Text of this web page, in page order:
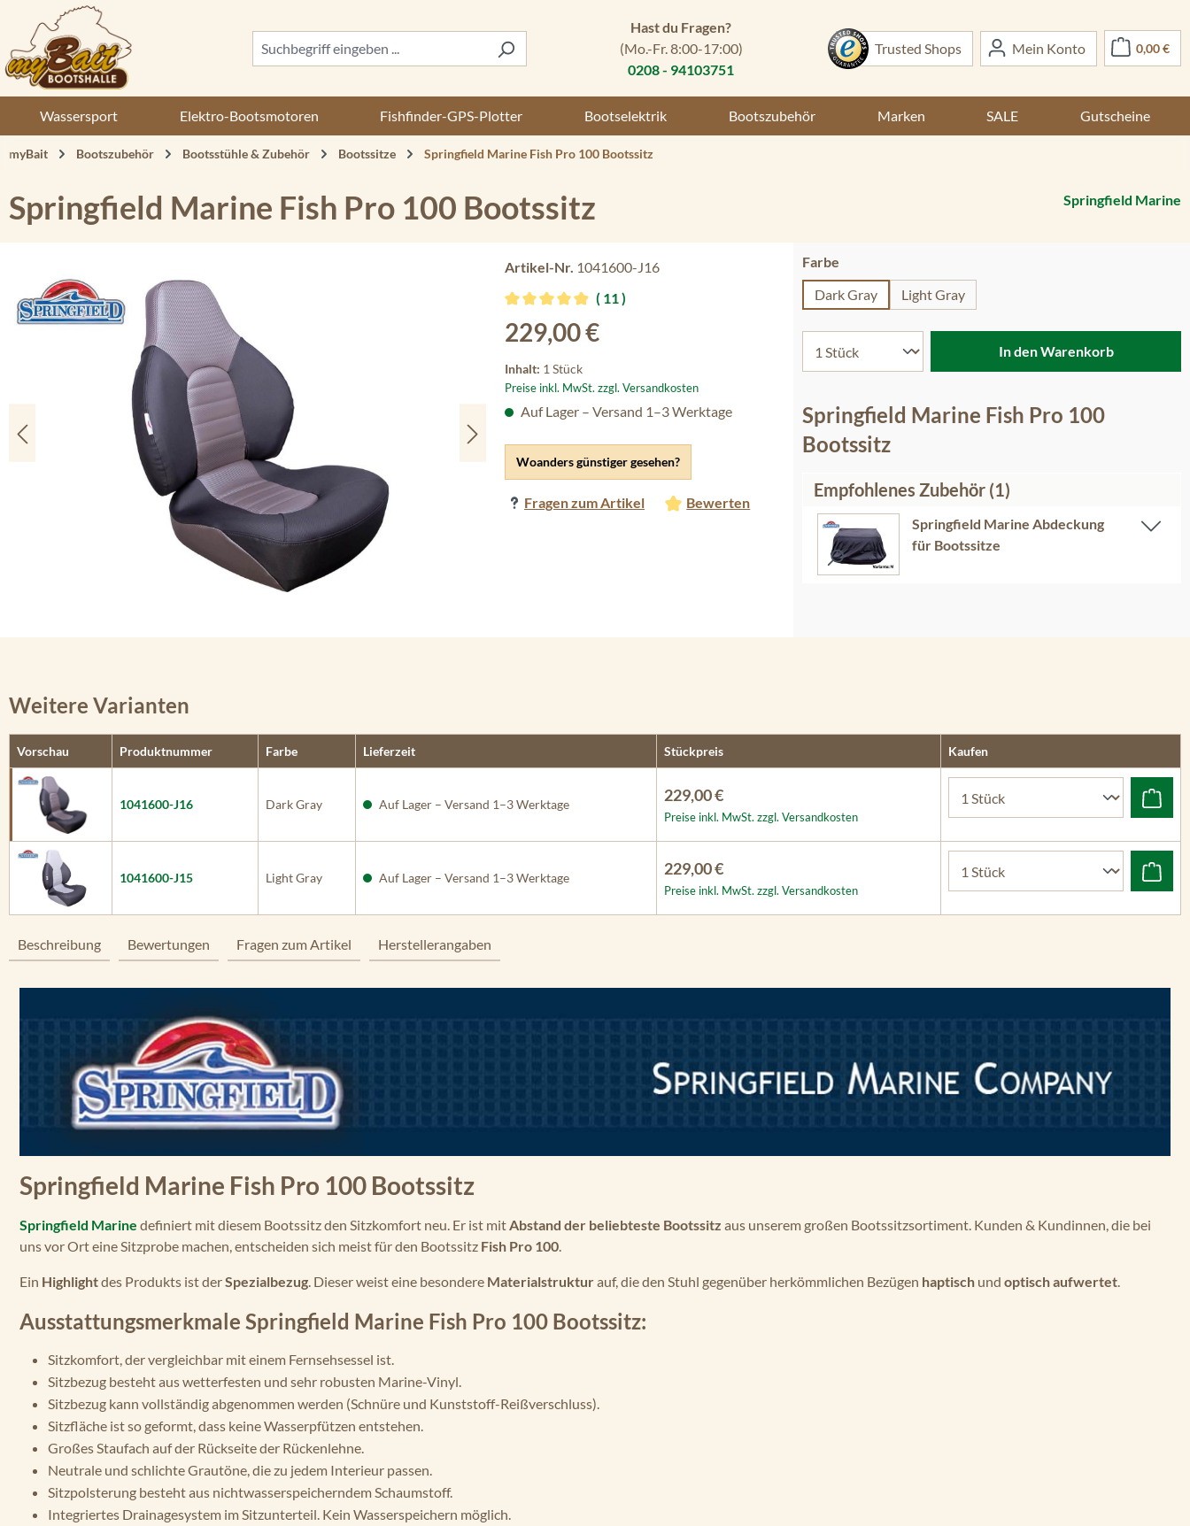
Hauptinhalt springen
Zur Suche springen
Zur Hauptnavigation springen
Hast du Fragen?
(Mo.-Fr. 8:00-17:00)
0208 - 94103751
Trusted Shops Mein Konto 0,00 €
Wassersport Elektro-Bootsmotoren Fishfinder-GPS-Plotter Bootselektrik Bootszubehör Marken SALE Gutscheine
myBait Bootszubehör Bootsstühle & Zubehör Bootssitze Springfield Marine Fish Pro 100 Bootssitz
Springfield Marine Fish Pro 100 Bootssitz Springfield Marine
Artikel-Nr. 1041600-J16
11
Regulärer Preis:
229,00 €
Inhalt: 1 Stück
Preise inkl. MwSt. zzgl. Versandkosten
Woanders günstiger gesehen?
Fragen zum Artikel Bewerten
Auf Lager – Versand 1–3 Werktage
Farbe
Dark Gray
Light Gray
In den Warenkorb
Springfield Marine Fish Pro 100
Bootssitz
Empfohlenes Zubehör (1)
Springfield Marine Abdeckung
für Bootssitze
Weitere Varianten
Vorschau Produktnummer Farbe Lieferzeit Stückpreis Kaufen
1041600-J16 Dark Gray Auf Lager – Versand 1–3 Werktage 229,00 €
Preise inkl. MwSt. zzgl. Versandkosten
1041600-J15 Light Gray Auf Lager – Versand 1–3 Werktage 229,00 €
Preise inkl. MwSt. zzgl. Versandkosten
Beschreibung Bewertungen Fragen zum Artikel Herstellerangaben
Springfield Marine Fish Pro 100 Bootssitz
Springfield Marine definiert mit diesem Bootssitz den Sitzkomfort neu. Er ist mitAbstand der beliebteste Bootssitz aus unserem großen Bootssitzsortiment. Kunden & Kundinnen, die bei
uns vor Ort eine Sitzprobe machen, entscheiden sich meist für den Bootssitz Fish Pro 100.
Ein Highlightdes Produkts ist derSpezialbezug. Dieser weist eine besondere Materialstrukturauf, die den Stuhl gegenüber herkömmlichen Bezügen haptisch und optischaufwertet.
Ausstattungsmerkmale Springfield Marine Fish Pro 100 Bootssitz:
Sitzkomfort, der vergleichbar mit einem Fernsehsessel ist.
Sitzbezug besteht aus wetterfesten und sehr robusten Marine-Vinyl.
Sitzbezug kann vollständig abgenommen werden (Schnüre und Kunststoff-Reißverschluss).
Sitzfläche ist so geformt, dass keine Wasserpfützen entstehen.
Großes Staufach auf der Rückseite der Rückenlehne.
Neutrale und schlichte Grautöne, die zu jedem Interieur passen.
Sitzpolsterung besteht aus nichtwasserspeicherndem Schaumstoff.
Integriertes Drainagesystem im Sitzunterteil. Kein Wasserspeichern möglich.